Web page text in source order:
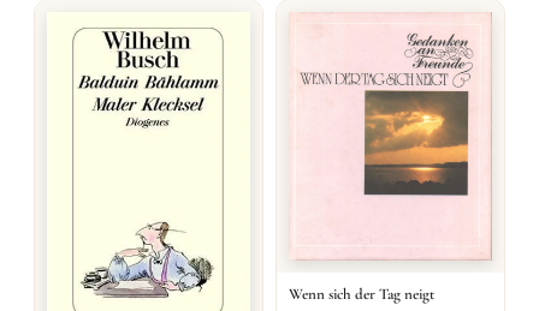
Wenn sich der Tag neigt